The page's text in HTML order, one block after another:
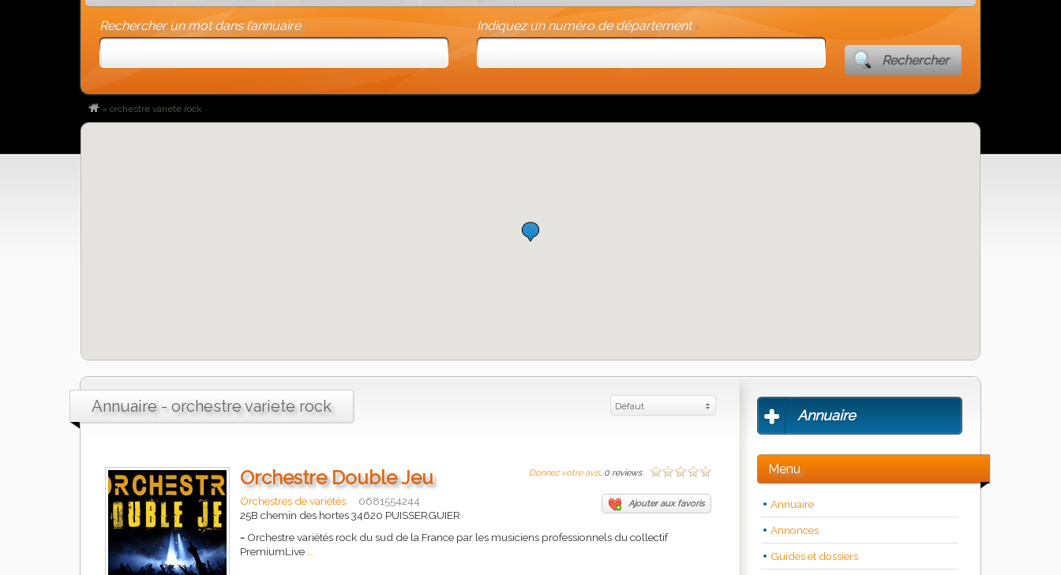
Rechercher un mot dans l’annuaire Indiquez un numéro de département -
Rechercher
» orchestre variete rock
Annuaire - orchestre variete rock Défaut
Donnez votre avis, 0 reviews
Orchestre Double Jeu
Orchestres de variétés Ajouter aux favoris
0681554244
25B chemin des hortes 34620 PUISSERGUIER
- Orchestre variétés rock du sud de la France par les musiciens professionnels du collectif
PremiumLive
Annuaire
Menu
Annuaire
Annonces
Guides et dossiers